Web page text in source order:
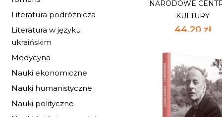
Literatura podróżnicza
Literatura w języku
ukraińskim
Medycyna
Nauki ekonomiczne
Nauki humanistyczne
Nauki polityczne
NIEDOSTĘPNY
NARODOWE
KULTURY
44,20 zł
MIŁOSZ
NARODOWE